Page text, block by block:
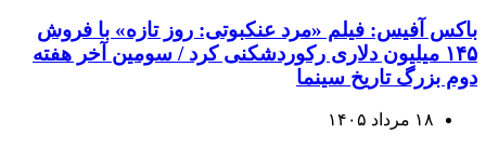
باکس آفیس: فیلم «مرد عنکبوتی: روز تازه» با فروش
۱۴۵ میلیون دلاری رکوردشکنی کرد / سومین آخر هفته
دوم بزرگ تاریخ سینما
۱۸ مرداد ۱۴۰۵